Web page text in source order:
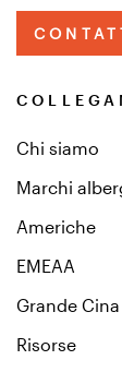
Chi siamo
Marchi
Americhe
EMEAA
Grande Cina
Risorse